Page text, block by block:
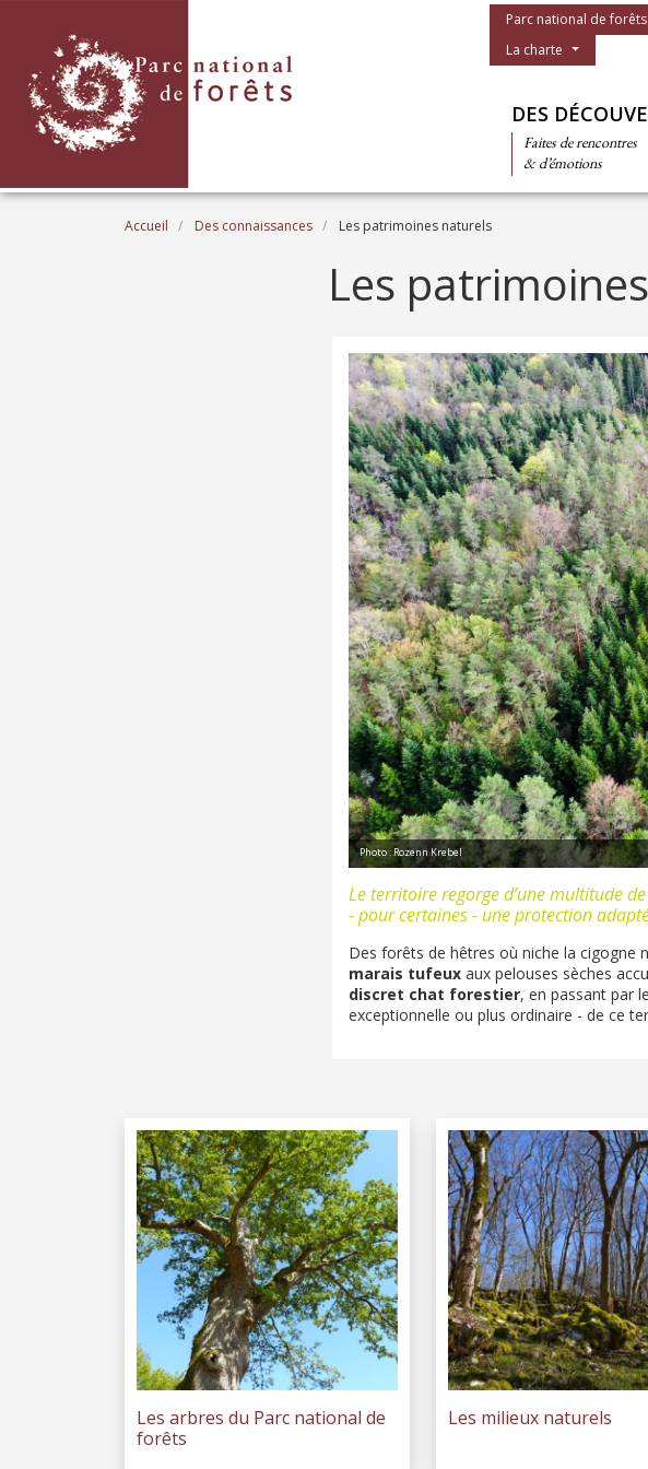
Menu du parc
Parc national de forêts
La charte
DES
Faites de rencontres
& d’émotions
Fil d'Ariane
Accueil Des connaissances Les patrimoines naturels
Les
Photo : Rozenn Krebel
Le territoire regorge d’une multitude
- pour certaines - une protection
Des forêts de hêtres où niche la cigogne
marais tufeux aux pelouses sèches
discret chat forestier, en passant par
exceptionnelle ou plus ordinaire - de ce
Les arbres du Parc national de
forêts
Les milieux naturels